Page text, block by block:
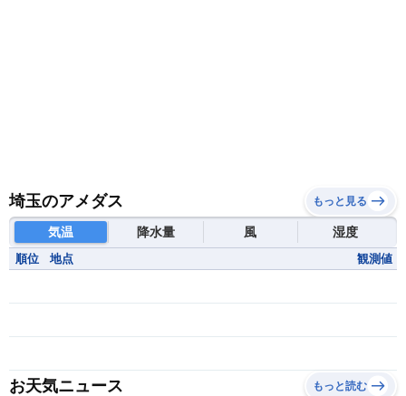
埼玉のアメダス もっと見る
気温 降水量 風 湿度
順位 地点 観測値
お天気ニュース もっと読む